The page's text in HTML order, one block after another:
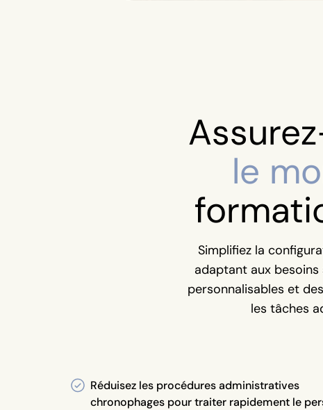
le
Simplifiez la
adaptant aux
personnalisables et
les tâches
Réduisez les procédures administratives
chronophages pour traiter rapidement le